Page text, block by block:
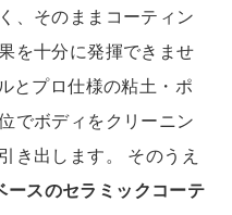
、そのままコーティン
を十分に発揮できませ
とプロ仕様の粘土・ポ
でボディをクリーニン
き出します。 そのうえ
スのセラミックコーテ